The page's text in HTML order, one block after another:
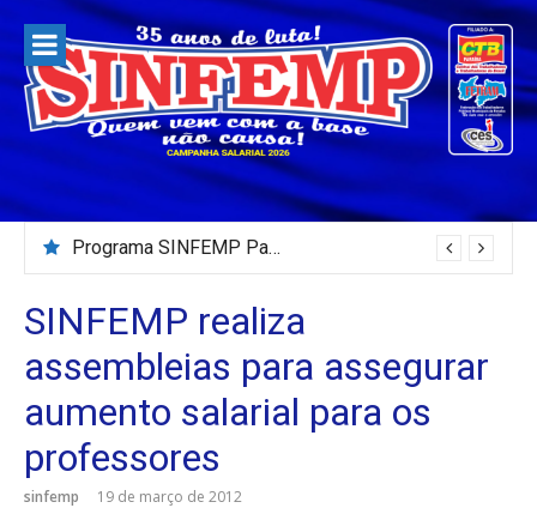
para
conteúdo
Programa SINFEMP Para Todos – 02/08/2026
SINFEMP realiza
assembleias para assegurar
aumento salarial para os
professores
sinfemp 19 de março de 2012